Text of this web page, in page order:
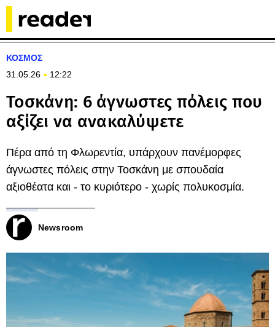
ΚΟΣΜΟΣ
31.05.26
12:22
Τοσκάνη: 6 άγνωστες πόλεις που
αξίζει να ανακαλύψετε
Πέρα από τη Φλωρεντία, υπάρχουν πανέμορφες
άγνωστες πόλεις στην Τοσκάνη με σπουδαία
αξιοθέατα και - το κυριότερο - χωρίς πολυκοσμία.
Newsroom